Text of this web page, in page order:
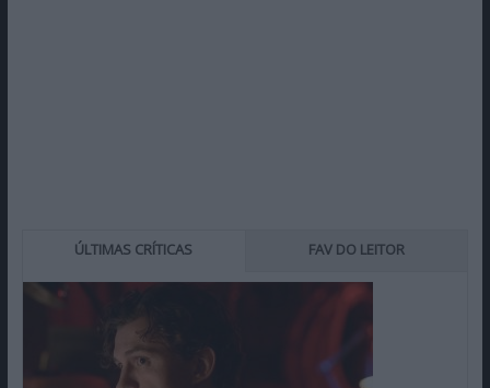
ÚLTIMAS CRÍTICAS FAV DO LEITOR